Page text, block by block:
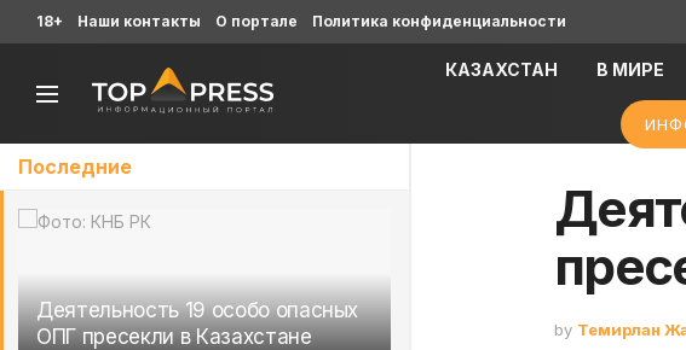
Последние
Деятельность 19 особо опасных
ОПГ пресекли в Казахстане
18+ Наши контакты О портале Политика конфиденциальности
КАЗАХСТАН В МИРЕ
by Темирлан